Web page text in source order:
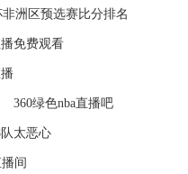
洲区预选赛比分排名
免费观看
360绿色nba直播吧
太恶心
间